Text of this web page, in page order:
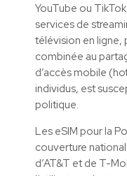
YouTube ou
services de
télévision en ligne,
combinée au
d’accès mobile
individus, est
politique.
Les eSIM pour la
couverture
d’AT&T et de T-